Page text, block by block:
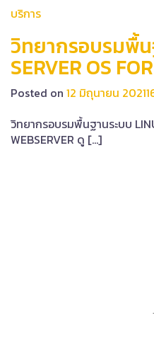
บริการ
วิทยากรอบรมพื้น
SERVER OS
Posted on 12 มิถุนายน 2021
วิทยากรอบรมพื้นฐานระบบ
WEBSERVER ดู […]